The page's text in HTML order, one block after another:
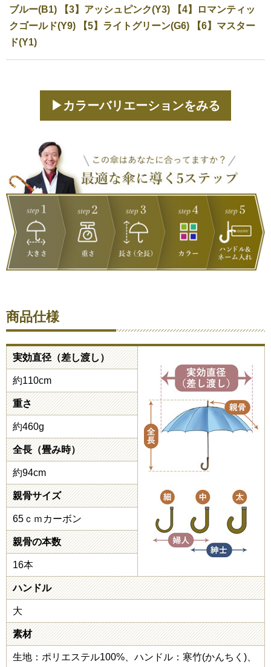
ブルー(B1) 【3】アッシュピンク(Y3) 【4】ロマンティッ
クゴールド(Y9) 【5】ライトグリーン(G6) 【6】マスター
ド(Y1)
▶カラーバリエーションをみる
商品仕様
実効直径（差し渡し）
約110cm
重さ
約460g
全長（畳み時）
約94cm
親骨サイズ
65ｃｍカーボン
親骨の本数
16本
ハンドル
大
素材
生地：ポリエステル100%、ハンドル：寒竹(かんちく)、